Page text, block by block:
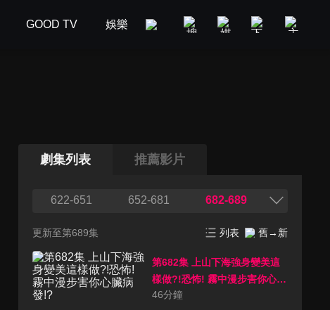
GOOD TV 娛樂 美食旅遊 新聞政論
劇集列表 推薦影片
622-651 652-681 682-689
更新至第689集 列表 舊→新
第682集 上山下海強身變美這
樣做?!恐怖! 霧中漫步害你心臟
病發!?
46分鐘